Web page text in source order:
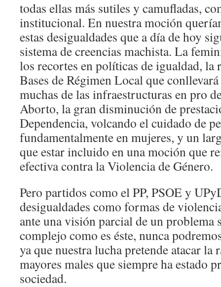
todas ellas más sutiles y camufladas,
institucional. En nuestra moción
estas desigualdades que a día de hoy
sistema de creencias machista. La
los recortes en políticas de igualdad, la
Bases de Régimen Local que
muchas de las infraestructuras en pro
Aborto, la gran disminución de
Dependencia, volcando el cuidado de
fundamentalmente en mujeres, y un
que estar incluido en una moción que
efectiva contra la Violencia de Género.
Pero partidos como el PP, PSOE y
desigualdades como formas de
ante una visión parcial de un problema
complejo como es éste, nunca
ya que nuestra lucha pretende atacar la
mayores males que siempre ha estado
sociedad.